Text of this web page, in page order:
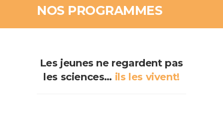
NOS PROGRAMMES
Les jeunes ne regardent pas
les sciences… ils les vivent!